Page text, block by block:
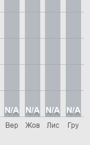
Вер
N/A
Жов
N/A
Лис
N/A
Гру
N/A